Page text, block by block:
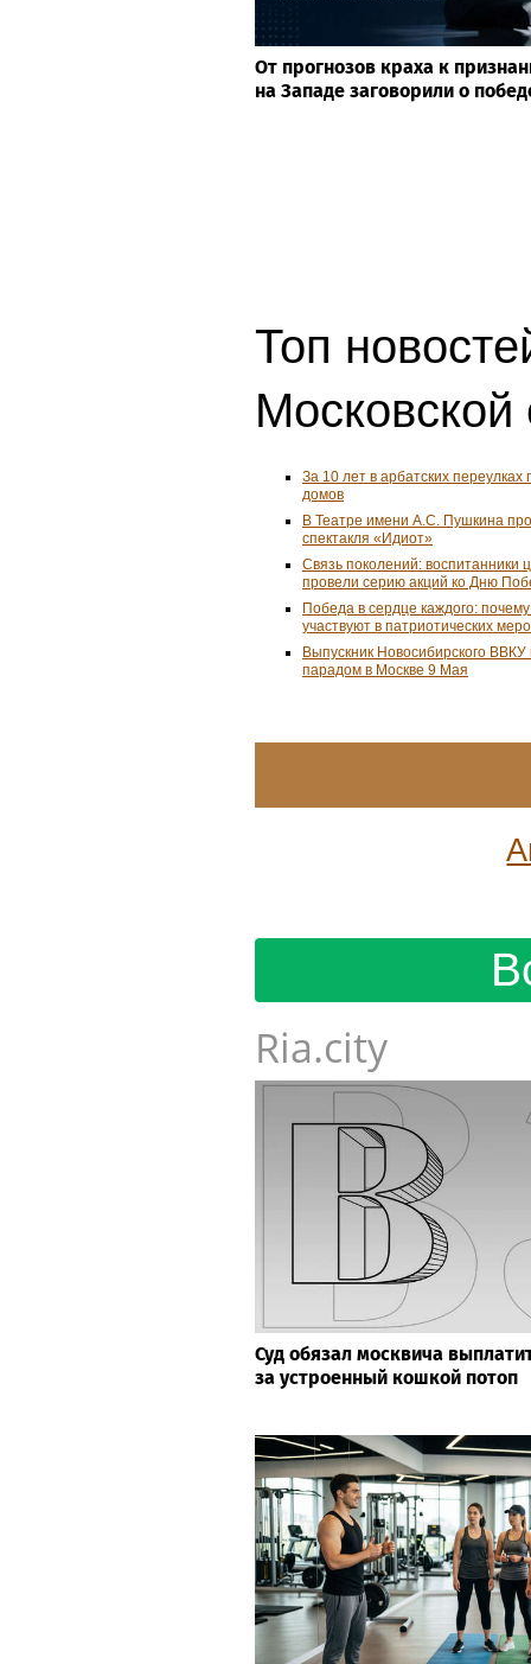
От прогнозов краха к
на Западе заговорили о
Топ
Московской
За 10 лет в арбатских переулках
домов
В Театре имени А.С. Пушкина
спектакля «Идиот»
Связь поколений: воспитанники
провели серию акций ко Дню
Победа в сердце каждого:
участвуют в патриотических
Выпускник Новосибирского
парадом в Москве 9 Мая
Ria.city
Суд обязал москвича
за устроенный кошкой потоп